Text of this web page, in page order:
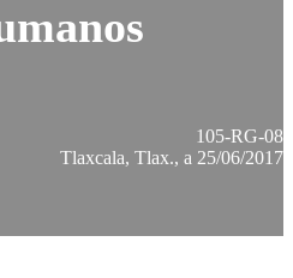
105-RG-08
Tlaxcala, Tlax., a 25/06/2017